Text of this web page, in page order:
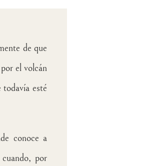
de que
el volcán
esté
conoce a
por